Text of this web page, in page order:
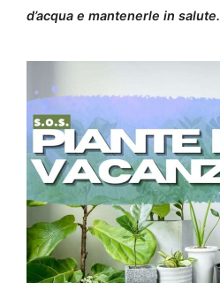
d’acqua e mantenerle in salute.